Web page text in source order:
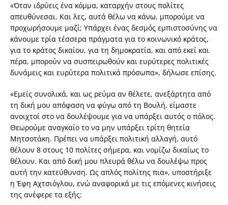
«Όταν ιδρύεις ένα κόμμα, καταρχήν στους πολίτες
απευθύνεσαι. Και λες, αυτά θέλω να κάνω, μπορούμε να
προχωρήσουμε μαζί; Υπάρχει ένας δεσμός εμπιστοσύνης να
κάνουμε τρία τέσσερα πράγματα για το κοινωνικό κράτος,
για το κράτος δικαίου, για τη δημοκρατία, και από εκεί και
πέρα, μπορούν να συσπειρωθούν και ευρύτερες πολιτικές
δυνάμεις και ευρύτερα πολιτικά πρόσωπα», δήλωσε επίσης.
«Εμείς συνολικά, και ως ρεύμα αν θέλετε, ανεξάρτητα από
τη δική μου απόφαση να φύγω από τη Βουλή, είμαστε
ανοιχτοί στο να δουλέψουμε για να υπάρξει αυτός ο πόλος.
Θεωρούμε αναγκαίο το να μην υπάρξει τρίτη θητεία
Μητσοτάκη. Πρέπει να υπάρξει πολιτική αλλαγή, αυτό
θέλουν 8 στους 10 πολίτες σήμερα, και νομίζω δικαίως το
θέλουν. Και από δική μου πλευρά θέλω να δουλέψω προς
αυτή την κατεύθυνση. Ως απλός πολίτης πια», υποστήριξε
η Έφη Αχτσιόγλου, ενώ αναφορικά με τις επόμενες κινήσεις
της ανέφερε τα εξής: